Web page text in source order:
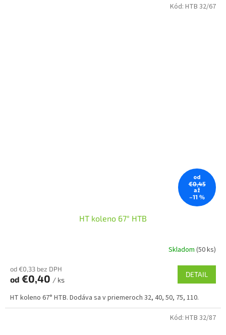
od
€0,45
až
–11 %
HT koleno 67° HTB
Skladom (50 ks)
od €0,33 bez DPH
od €0,40 / ks
DETAIL
HT koleno 67° HTB. Dodáva sa v priemeroch 32, 40, 50, 75, 110.
Kód: HTB 32/67
Kód: HTB 32/87